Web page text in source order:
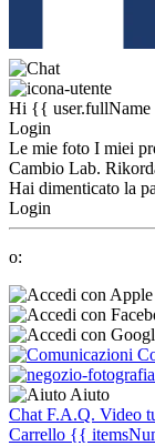
Hi {{
Login
Le mie foto I miei
Cambio Lab.
Hai dimenticato la
Login
o:
Aiuto
Chat F.A.Q. Video
Carrello {{